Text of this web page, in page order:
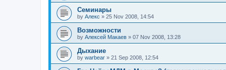
Семинары
by Алекс » 25 Nov 2008, 14:54
Возможности
by Алексей Макаев » 07 Nov 2008, 13:28
Дыхание
by warbear » 21 Sep 2008, 12:54